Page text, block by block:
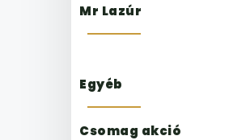
Mr Lazúr
Egyéb
Csomag akció